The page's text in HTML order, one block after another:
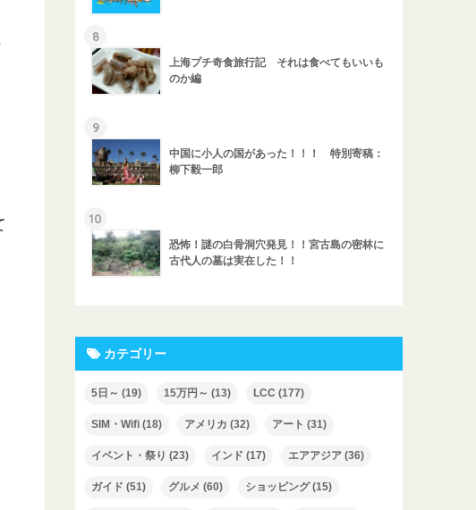
8
上海プチ奇食旅行記 それは食べてもいいも
のか編
9
中国に小人の国があった！！！ 特別寄稿：
柳下毅一郎
10
恐怖！謎の白骨洞穴発見！！宮古島の密林に
古代人の墓は実在した！！
カテゴリー
5日～ (19) 15万円～ (13) LCC (177)
SIM・Wifi (18) アメリカ (32) アート (31)
イベント・祭り (23) インド (17) エアアジア (36)
ガイド (51) グルメ (60) ショッピング(15)